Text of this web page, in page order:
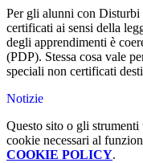
Per gli alunni con
certificati ai sensi della
degli apprendimenti è
(PDP). Stessa cosa vale
speciali non certificati
Notizie
Questo sito o gli
cookie necessari al
COOKIE POLICY.